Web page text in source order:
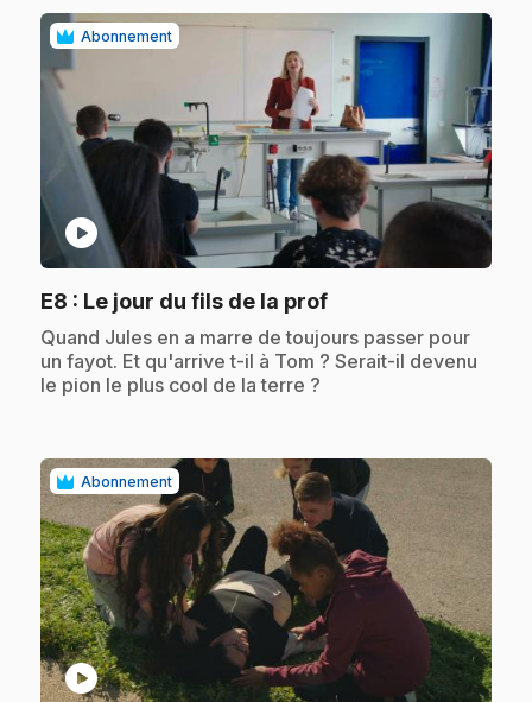
Abonnement
play_circle
E8 : Le jour du fils de la prof.
.Quand Jules en a marre de toujours passer pour
un fayot. Et qu'arrive t-il à Tom ? Serait-il devenu
le pion le plus cool de la terre ?
Abonnement
play_circle